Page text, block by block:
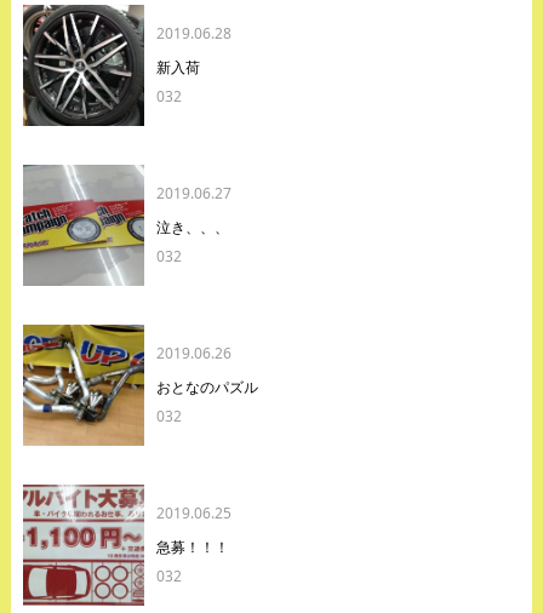
2019.06.28
新入荷
032
2019.06.27
泣き、、、
032
2019.06.26
おとなのパズル
032
2019.06.25
急募！！！
032